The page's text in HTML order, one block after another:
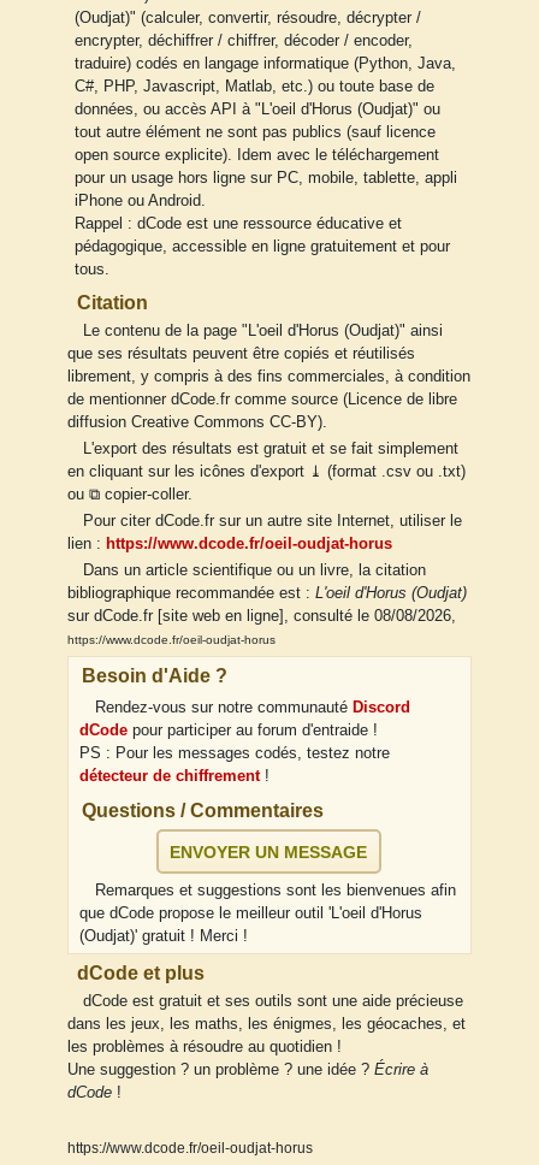
(Oudjat)" (calculer, convertir, résoudre, décrypter /
encrypter, déchiffrer / chiffrer, décoder / encoder,
traduire) codés en langage informatique (Python, Java,
C#, PHP, Javascript, Matlab, etc.) ou toute base de
données, ou accès API à "L'oeil d'Horus (Oudjat)" ou
tout autre élément ne sont pas publics (sauf licence
open source explicite). Idem avec le téléchargement
pour un usage hors ligne sur PC, mobile, tablette, appli
iPhone ou Android.
Rappel : dCode est une ressource éducative et
pédagogique, accessible en ligne gratuitement et pour
tous.
Citation
Le contenu de la page "L'oeil d'Horus (Oudjat)" ainsi
que ses résultats peuvent être copiés et réutilisés
librement, y compris à des fins commerciales, à condition
de mentionner dCode.fr comme source (Licence de libre
diffusion Creative Commons CC-BY).
L'export des résultats est gratuit et se fait simplement
en cliquant sur les icônes d'export ⤓ (format .csv ou .txt)
ou ⧉ copier-coller.
Pour citer dCode.fr sur un autre site Internet, utiliser le
lien : https://www.dcode.fr/oeil-oudjat-horus
Dans un article scientifique ou un livre, la citation
bibliographique recommandée est : L'oeil d'Horus (Oudjat)
sur dCode.fr [site web en ligne], consulté le 08/08/2026,
https://www.dcode.fr/oeil-oudjat-horus
Besoin d'Aide ?
Rendez-vous sur notre communauté Discord
dCode pour participer au forum d'entraide !
PS : Pour les messages codés, testez notre
détecteur de chiffrement!
Questions / Commentaires
ENVOYER UN MESSAGE
Remarques et suggestions sont les bienvenues afin
que dCode propose le meilleur outil 'L'oeil d'Horus
(Oudjat)' gratuit ! Merci !
dCode et plus
dCode est gratuit et ses outils sont une aide précieuse
dans les jeux, les maths, les énigmes, les géocaches, et
les problèmes à résoudre au quotidien !
Une suggestion ? un problème ? une idée ? Écrire à
dCode !
https://www.dcode.fr/oeil-oudjat-horus